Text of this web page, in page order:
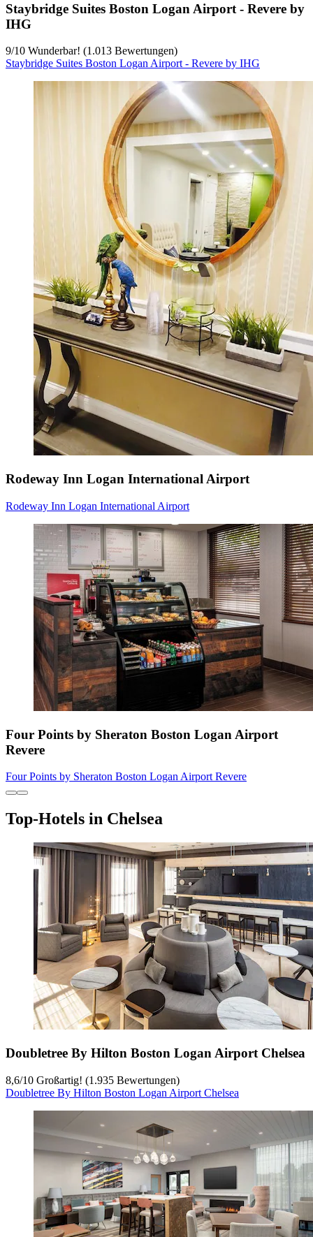
Staybridge Suites Boston Logan Airport - Revere by
IHG
9/10 Wunderbar! (1.013 Bewertungen)
Staybridge Suites Boston Logan Airport - Revere by IHG
Rodeway Inn Logan International Airport
Rodeway Inn Logan International Airport
Four Points by Sheraton Boston Logan Airport
Revere
Four Points by Sheraton Boston Logan Airport Revere
Top-Hotels in Chelsea
Doubletree By Hilton Boston Logan Airport Chelsea
8,6/10 Großartig! (1.935 Bewertungen)
Doubletree By Hilton Boston Logan Airport Chelsea